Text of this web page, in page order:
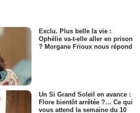
Exclu. Plus belle la vie :
Ophélie va-t-elle aller en prison
? Morgane Frioux nous répond
Un Si Grand Soleil en avance :
Flore bientôt arrêtée ?… Ce qui
vous attend la semaine du 10